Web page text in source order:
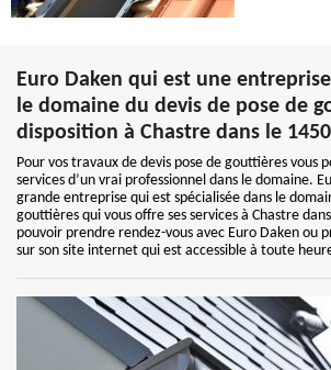
Euro Daken qui est une
le domaine du devis de pose de
disposition à Chastre dans le 1450
Pour vos travaux de devis pose de gouttières vous
services d’un vrai professionnel dans le domaine.
grande entreprise qui est spécialisée dans le
gouttières qui vous offre ses services à Chastre
pouvoir prendre rendez-vous avec Euro Daken ou
sur son site internet qui est accessible à toute